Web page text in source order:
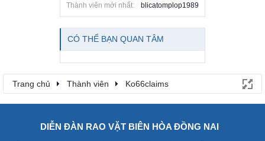
Thành viên mới nhất:
blicatomplop1989
CÓ THỂ BẠN QUAN TÂM
Trang chủ Thành viên Ko66claims
DIỄN ĐÀN RAO VẶT BIÊN HÒA ĐỒNG NAI